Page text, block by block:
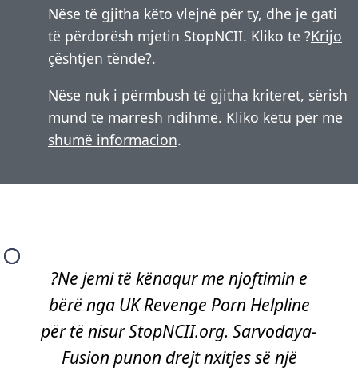
Nëse të gjitha këto vlejnë për ty, dhe je gati
të përdorësh mjetin StopNCII. Kliko te ?Krijo
çështjen tënde?.
Nëse nuk i përmbush të gjitha kriteret, sërish
mund të marrësh ndihmë. Kliko këtu për më
shumë informacion.
?Ne jemi të kënaqur me njoftimin e
bërë nga UK Revenge Porn Helpline
për të nisur StopNCII.org. Sarvodaya-
Fusion punon drejt nxitjes së një